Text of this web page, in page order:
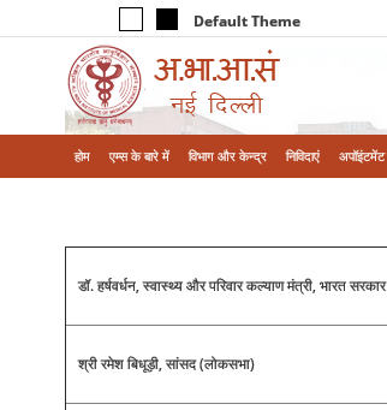
Default Theme
होम एम्‍स के बारे में विभाग और केन्‍द्र निविदाएं अपॉइंटमेंट
डॉ. हर्षवर्धन, स्वास्थ्य और परिवार कल्याण मंत्री, भारत सरकार
श्री रमेश बिधूड़ी, सांसद (लोकसभा)